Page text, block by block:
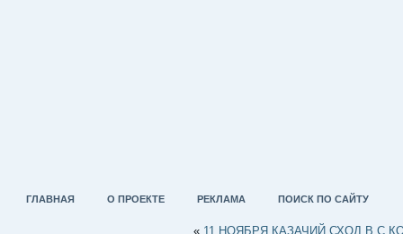
ГЛАВНАЯ О ПРОЕКТЕ РЕКЛАМА ПОИСК ПО САЙТУ
« 11 НОЯБРЯ КАЗАЧИЙ СХОД В